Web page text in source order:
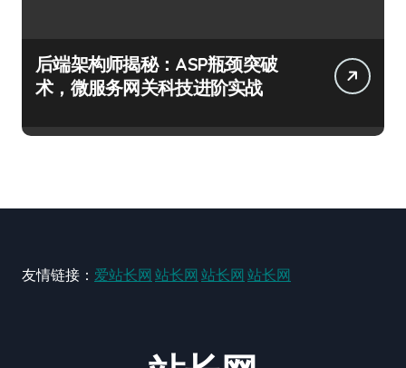
后端架构师揭秘：ASP瓶颈突破
术，微服务网关科技进阶实战
友情链接： 爱站长网 站长网 站长网 站长网